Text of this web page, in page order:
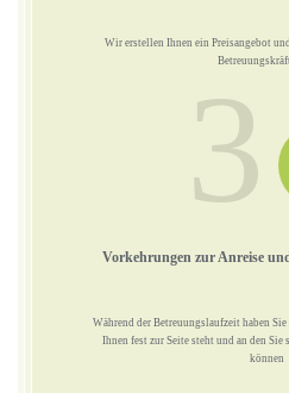
Wir erstellen Ihnen ein Preisangebot
3
Vorkehrungen zur Anreise
Während der Betreuungslaufzeit haben
Ihnen fest zur Seite steht und an den
können